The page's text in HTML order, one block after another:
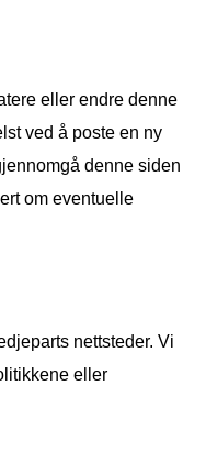
eller endre denne
ved å poste en ny
denne siden
om eventuelle
nettsteder. Vi
eller